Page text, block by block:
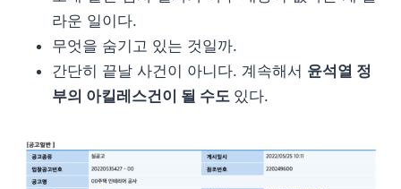
라운 일이다.
무엇을 숨기고 있는 것일까.
간단히 끝날 사건이 아니다. 계속해서 윤석열 정
부의 아킬레스건이 될 수도 있다.